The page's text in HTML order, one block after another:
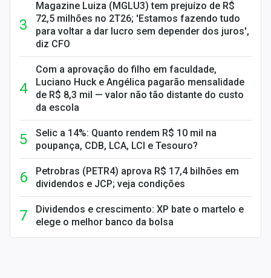
Magazine Luiza (MGLU3) tem prejuízo de R$
72,5 milhões no 2T26; 'Estamos fazendo tudo
para voltar a dar lucro sem depender dos juros',
diz CFO
Com a aprovação do filho em faculdade,
Luciano Huck e Angélica pagarão mensalidade
de R$ 8,3 mil — valor não tão distante do custo
da escola
Selic a 14%: Quanto rendem R$ 10 mil na
poupança, CDB, LCA, LCI e Tesouro?
Petrobras (PETR4) aprova R$ 17,4 bilhões em
dividendos e JCP; veja condições
Dividendos e crescimento: XP bate o martelo e
elege o melhor banco da bolsa